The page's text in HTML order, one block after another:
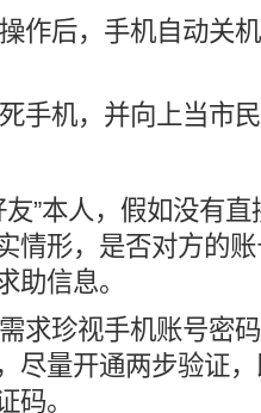
作后，手机自动关
手机，并向上当市民
”本人，假如没有
情形，是否对方的
助信息。
求珍视手机账号密
尽量开通两步验证
码。